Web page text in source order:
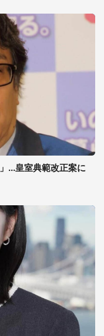
...皇室典範改正案に